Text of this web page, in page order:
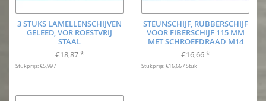
3 STUKS LAMELLENSCHIJVEN
GELEED, VOR ROESTVRIJ
STAAL
€18,87 *
Stukprijs: €5,99 /
STEUNSCHIJF, RUBBERSCHIJF
VOOR FIBERSCHIJF 115 MM
MET SCHROEFDRAAD M14
€16,66 *
Stukprijs: €16,66 / Stuk